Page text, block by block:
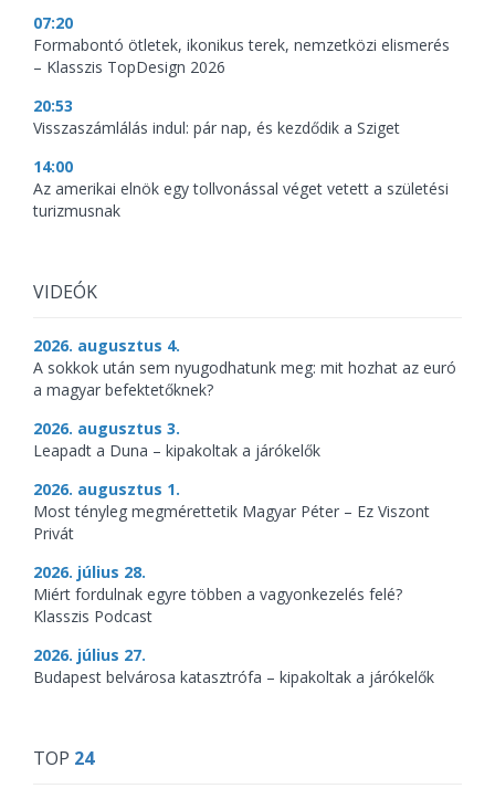
07:20
Formabontó ötletek, ikonikus terek, nemzetközi elismerés
– Klasszis TopDesign 2026
20:53
Visszaszámlálás indul: pár nap, és kezdődik a Sziget
14:00
Az amerikai elnök egy tollvonással véget vetett a születési
turizmusnak
VIDEÓK
2026. augusztus 4.
A sokkok után sem nyugodhatunk meg: mit hozhat az euró
a magyar befektetőknek?
2026. augusztus 3.
Leapadt a Duna – kipakoltak a járókelők
2026. augusztus 1.
Most tényleg megmérettetik Magyar Péter – Ez Viszont
Privát
2026. július 28.
Miért fordulnak egyre többen a vagyonkezelés felé?
Klasszis Podcast
2026. július 27.
Budapest belvárosa katasztrófa – kipakoltak a járókelők
TOP 24